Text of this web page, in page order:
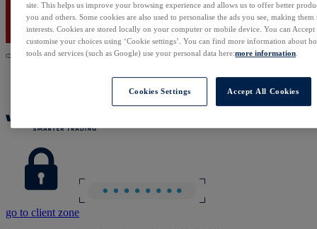
go to client zone
site. This helps us improve your browsing experience and allows us to offer better
you and others. Some cookies are also used to personalise the ads you see, making
interests. Cookies are stored locally on your computer or mobile device. You can
customise your choices using ‘Cookie settings’. You can find more information about
tools and services (such as Google) use your personal data here:more information.
Cookies Settings Accept All Cookies